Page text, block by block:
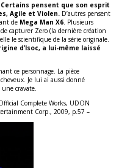
Certains pensent que son esprit
Agile et Violen. D’autres pensent
de Mega Man X6. Plusieurs
capturer Zero (la dernière création
le scientifique de la série originale.
d’Isoc, a lui-même laissé
ce personnage. La pièce
Je lui ai aussi donné
cravate.
Complete Works, UDON
Corp., 2009, p.57 –